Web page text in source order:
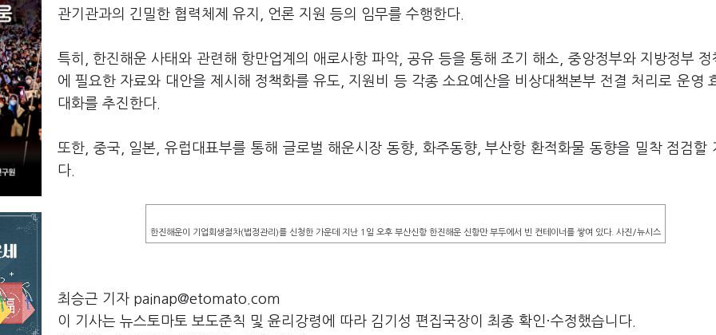
관기관과의 긴밀한 협력체제 유지, 언론 지원 등의 임무를 수행한다.
특히, 한진해운 사태와 관련해 항만업계의 애로사항 파악, 공유 등을 통해 조기 해소, 중앙정부와 지방정부 정
에 필요한 자료와 대안을 제시해 정책화를 유도, 지원비 등 각종 소요예산을 비상대책본부 전결 처리로 운영
대화를 추진한다.
또한, 중국, 일본, 유럽대표부를 통해 글로벌 해운시장 동향, 화주동향, 부산항 환적화물 동향을 밀착 점검할
다.
한진해운이 기업회생절차(법정관리)를 신청한 가운데 지난 1일 오후 부산신항 한진해운 신항만 부두에서 빈 컨테이너를 쌓여 있다. 사진/뉴시스
최승근 기자 painap@etomato.com
이 기사는 뉴스토마토 보도준칙 및 윤리강령에 따라 김기성 편집국장이 최종 확인·수정했습니다.